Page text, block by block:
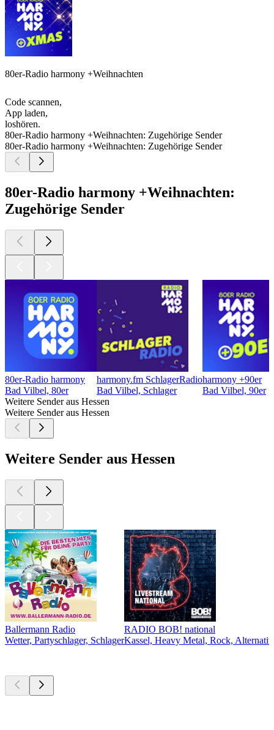
80er-Radio harmony +Weihnachten
Code scannen,
App laden,
loshören.
80er-Radio harmony +Weihnachten: Zugehörige Sender
80er-Radio harmony +Weihnachten: Zugehörige Sender
80er-Radio harmony +Weihnachten:
Zugehörige Sender
80er-Radio harmony
Bad Vilbel, 80er
harmony.fm SchlagerRadio
Bad Vilbel, Schlager
harmony +90er
Bad Vilbel, 90er
Weitere Sender aus Hessen
Weitere Sender aus Hessen
Weitere Sender aus Hessen
Ballermann Radio
Wetter, Partyschlager, Schlager
RADIO BOB! national
Kassel, Heavy Metal, Rock,